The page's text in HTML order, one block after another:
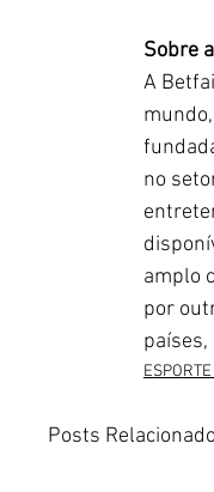
Sobre
A
no
amplo
por
Posts